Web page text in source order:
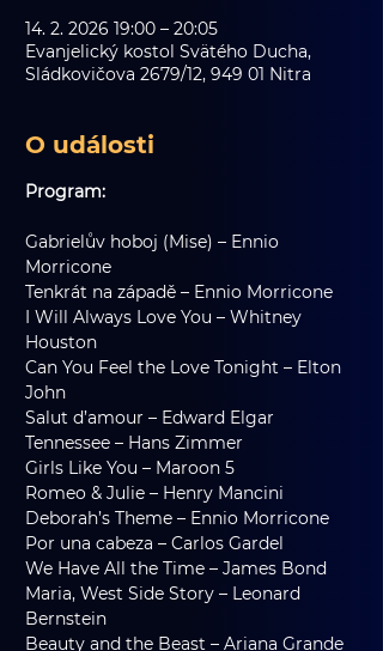
14. 2. 2026 19:00 – 20:05
Evanjelický kostol Svätého Ducha,
Sládkovičova 2679/12, 949 01 Nitra
O události
Program:
Gabrielův hoboj (Mise) – Ennio
Morricone
Tenkrát na západě – Ennio Morricone
I Will Always Love You – Whitney
Houston
Can You Feel the Love Tonight – Elton
John
Salut d’amour – Edward Elgar
Tennessee – Hans Zimmer
Girls Like You – Maroon 5
Romeo & Julie – Henry Mancini
Deborah’s Theme – Ennio Morricone
Por una cabeza – Carlos Gardel
We Have All the Time – James Bond
Maria, West Side Story – Leonard
Bernstein
Beauty and the Beast – Ariana Grande